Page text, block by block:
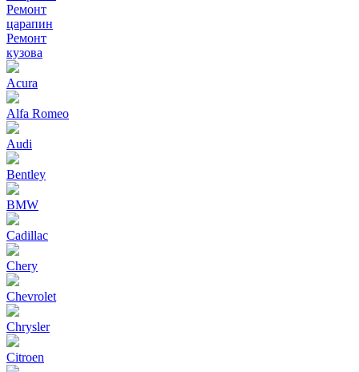
Ремонт
царапин
Ремонт
кузова
Acura
Alfa Romeo
Audi
Bentley
BMW
Cadillac
Chery
Chevrolet
Chrysler
Citroen